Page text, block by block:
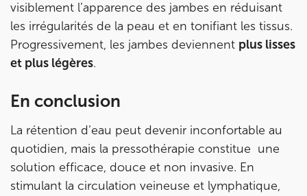
visiblement l’apparence des jambes en réduisant
les irrégularités de la peau et en tonifiant les tissus.
Progressivement, les jambes deviennent plus lisses
et plus légères.
En conclusion
La rétention d’eau peut devenir inconfortable au
quotidien, mais la pressothérapie constitue une
solution efficace, douce et non invasive. En
stimulant la circulation veineuse et lymphatique,
Prenez RDV sur
Prenez RDV sur
74 Bd Haussmann 75008 Paris
01 44 71 93 74
Prenez RDV sur
Prenez RDV sur